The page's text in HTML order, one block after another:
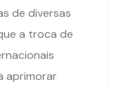
de diversas
a troca de
aprimorar